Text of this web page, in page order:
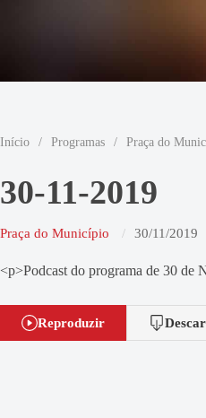
Início / Programas / Praça do
30-11-2019
Praça do Município 30/11/2019
<p>Podcast do programa de 30 de
Reproduzir